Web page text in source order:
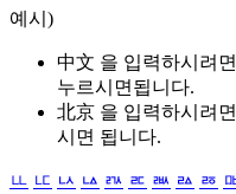
예시)
中文 을 입력하시려면
누르시면됩니다.
北京 을 입력하시려면
시면 됩니다.
ㅥ ㅦ ㅧ ㅨ ㅩ ㅪ ㅫ ㅬ ㅭ